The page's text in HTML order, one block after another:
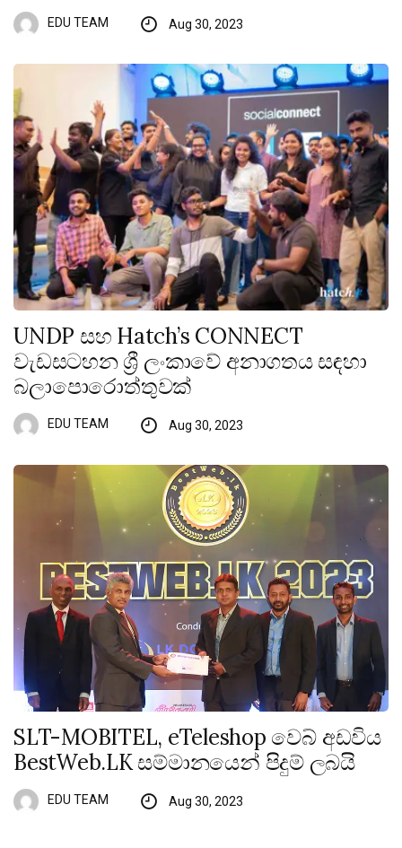
EDU TEAM Aug 30, 2023
UNDP සහ Hatch’s CONNECT
වැඩසටහන ශ්‍රී ලංකාවේ අනාගතය සඳහා
බලාපොරොත්තුවක්
EDU TEAM Aug 30, 2023
SLT-MOBITEL, eTeleshop වෙබ් අඩවිය
BestWeb.LK සම්මානයෙන් පිදුම් ලබයි
EDU TEAM Aug 30, 2023